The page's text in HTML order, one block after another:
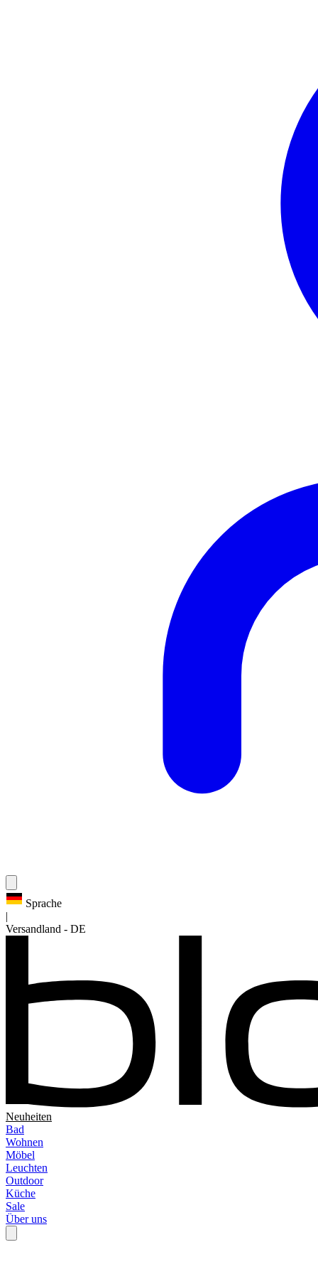
Sprache
Versandland - DE
Neuheiten
Bad
Wohnen
Möbel
Leuchten
Outdoor
Küche
Sale
Über uns